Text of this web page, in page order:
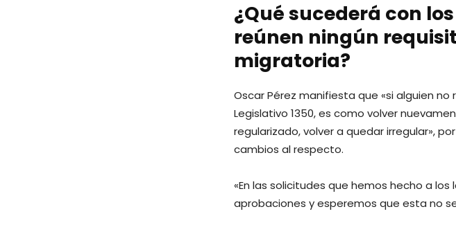
¿Qué sucederá con
reúnen ningún
migratoria?
Oscar Pérez manifiesta que «si alguien
Legislativo 1350, es como volver
regularizado, volver a quedar irregular»,
cambios al respecto.
«En las solicitudes que hemos hecho a
aprobaciones y esperemos que esta no